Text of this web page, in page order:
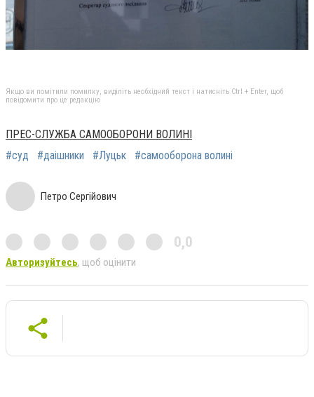
Якщо ви помітили помилку, виділіть необхідний текст і натисніть Ctrl + Enter, щоб
повідомити про це редакцію
ПРЕС-СЛУЖБА САМООБОРОНИ ВОЛИНІ
#суд
#даішники #Луцьк #самооборона волині
Петро Сергійович
0,0
Авторизуйтесь, щоб оцінити